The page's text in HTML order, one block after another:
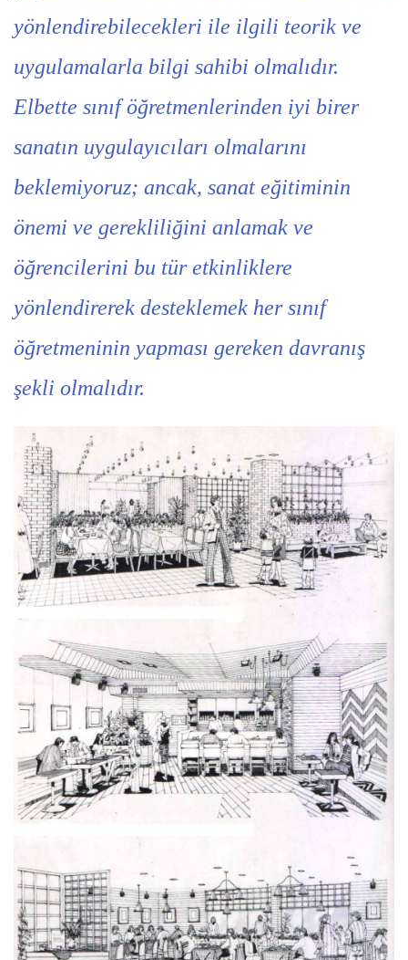
yönlendirebilecekleri ile ilgili teorik ve
uygulamalarla bilgi sahibi olmalıdır.
Elbette sınıf öğretmenlerinden iyi birer
sanatın uygulayıcıları olmalarını
beklemiyoruz; ancak, sanat eğitiminin
önemi ve gerekliliğini anlamak ve
öğrencilerini bu tür etkinliklere
yönlendirerek desteklemek her sınıf
öğretmeninin yapması gereken davranış
şekli olmalıdır.